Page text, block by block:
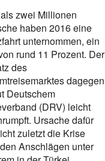
zwei Millionen
haben 2016 eine
unternommen, ein
rund 11 Prozent. Der
des
dagegen
Deutschem
(DRV) leicht
Ursache dafür
zuletzt die Krise
Anschlägen unter